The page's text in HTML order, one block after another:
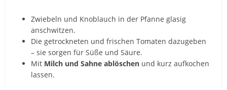
Zwiebeln und Knoblauch in der Pfanne glasig
anschwitzen.
Die getrockneten und frischen Tomaten dazugeben
– sie sorgen für Süße und Säure.
Mit Milch und Sahne ablöschen und kurz aufkochen
lassen.